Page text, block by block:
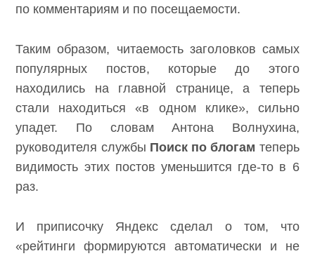
по комментариям и по посещаемости.
Таким образом, читаемость заголовков самых
популярных постов, которые до этого
находились на главной странице, а теперь
стали находиться «в одном клике», сильно
упадет. По словам Антона Волнухина,
руководителя службы Поиск по блогам теперь
видимость этих постов уменьшится где-то в 6
раз.
И приписочку Яндекс сделал о том, что
«рейтинги формируются автоматически и не